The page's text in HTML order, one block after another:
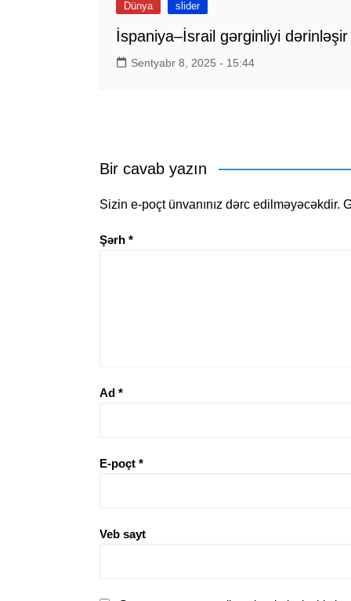
Dünya slider
İspaniya–İsrail gərginliyi dərinləşir
Sentyabr 8, 2025 - 15:44
Bir cavab yazın
Sizin e-poçt ünvanınız dərc edilməyəcəkdir.
Şərh *
Ad *
E-poçt *
Veb sayt